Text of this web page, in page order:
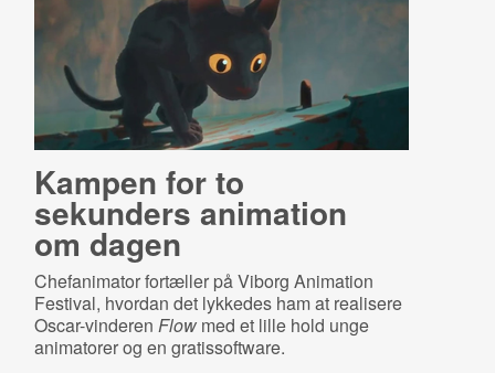
Kampen for to
sekunders animation
om dagen
Chefanimator fortæller på Viborg Animation
Festival, hvordan det lykkedes ham at realisere
Oscar-vinderen Flow med et lille hold unge
animatorer og en gratissoftware.